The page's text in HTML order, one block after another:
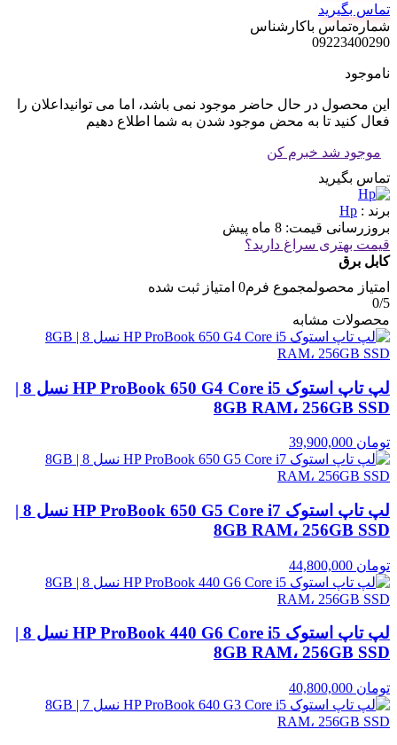
تماس بگیرید
شماره‌تماس‌ با‌کارشناس
09223400290
ناموجود
این محصول در حال حاضر موجود نمی باشد، اما می توانیداعلان را
فعال کنید تا به محض موجود شدن به شما اطلاع دهیم
موجود شد خبرم کن
تماس بگیرید
برند : Hp
بروزرسانی قیمت: 8 ماه پیش
قیمت بهتری سراغ دارید؟
کابل برق
امتیاز محصولمجموع فرم0 امتیاز ثبت شده
0/5
محصولات مشابه
لپ تاپ استوک HP ProBook 650 G4 Core i5 نسل 8 |
8GB RAM، 256GB SSD
تومان
لپ تاپ استوک HP ProBook 650 G5 Core i7 نسل 8 |
8GB RAM، 256GB SSD
تومان
لپ تاپ استوک HP ProBook 440 G6 Core i5 نسل 8 |
8GB RAM، 256GB SSD
تومان